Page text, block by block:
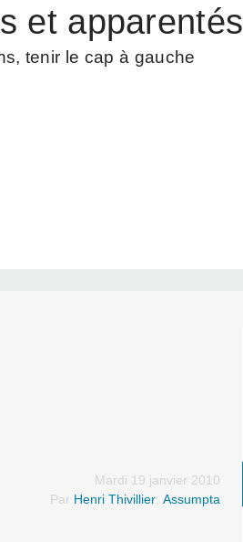
et
tenir le cap à gauche
Mardi 19 janvier 2010
Par Henri Thivillier Assumpta